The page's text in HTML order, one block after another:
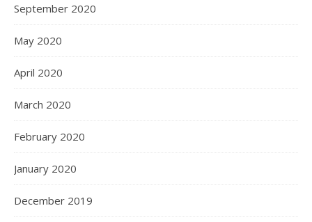
September 2020
May 2020
April 2020
March 2020
February 2020
January 2020
December 2019